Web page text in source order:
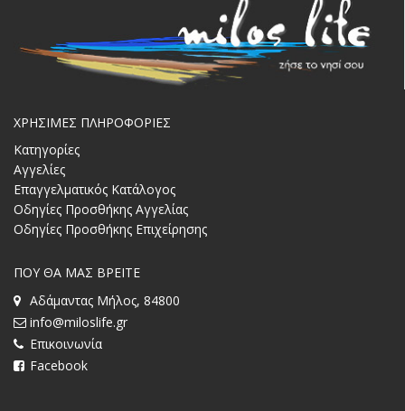
ΧΡΗΣΙΜΕΣ ΠΛΗΡΟΦΟΡΙΕΣ
Κατηγορίες
Αγγελίες
Επαγγελματικός Κατάλογος
Οδηγίες Προσθήκης Αγγελίας
Οδηγίες Προσθήκης Επιχείρησης
ΠΟΥ ΘΑ ΜΑΣ ΒΡΕΙΤΕ
Αδάμαντας Μήλος, 84800
info@miloslife.gr
Επικοινωνία
Facebook